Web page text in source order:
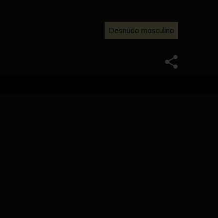
Desnudo masculino